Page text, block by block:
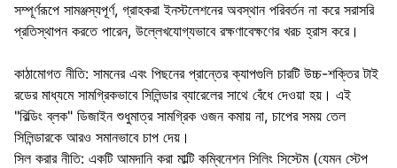
সম্পূর্ণরূপে সামঞ্জস্যপূর্ণ, গ্রাহকরা ইনস্টলেশনের অবস্থান পরিবর্তন না করে সরাসরি
প্রতিস্থাপন করতে পারেন, উল্লেখযোগ্যভাবে রক্ষণাবেক্ষণের খরচ হ্রাস করে।
কাঠামোগত নীতি: সামনের এবং পিছনের প্রান্তের ক্যাপগুলি চারটি উচ্চ-শক্তির টাই
রডের মাধ্যমে সামগ্রিকভাবে সিলিন্ডার ব্যারেলের সাথে বেঁধে দেওয়া হয়। এই
"বিল্ডিং ব্লক" ডিজাইন শুধুমাত্র সামগ্রিক ওজন কমায় না, চাপের সময় তেল
সিলিন্ডারকে আরও সমানভাবে চাপ দেয়।
সিল করার নীতি: একটি আমদানি করা মাল্টি কম্বিনেশন সিলিং সিস্টেম (যেমন স্টেপ